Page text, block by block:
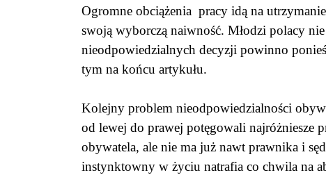
Ogromne obciążenia pracy idą na
swoją wyborczą naiwność. Młodzi polacy
nieodpowiedzialnych decyzji powinno
tym na końcu artykułu.
Kolejny problem nieodpowiedzialności
od lewej do prawej potęgowali najróżniesze
obywatela, ale nie ma już nawt prawnika i
instynktowny w życiu natrafia co chwila na